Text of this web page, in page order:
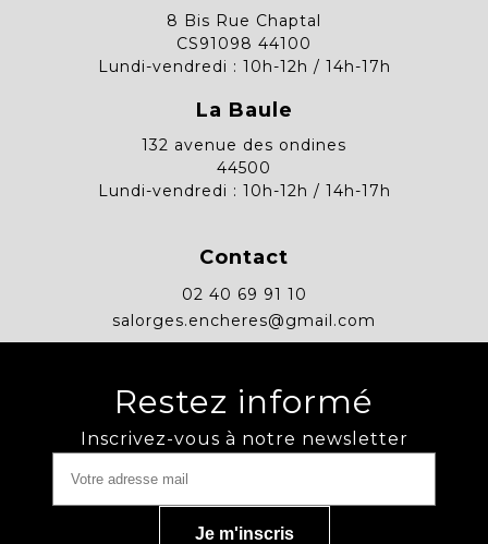
8 Bis Rue Chaptal
CS91098 44100
Lundi-vendredi : 10h-12h / 14h-17h
La Baule
132 avenue des ondines
44500
Lundi-vendredi : 10h-12h / 14h-17h
Contact
02 40 69 91 10
salorges.encheres@gmail.com
Restez informé
Inscrivez-vous à notre newsletter